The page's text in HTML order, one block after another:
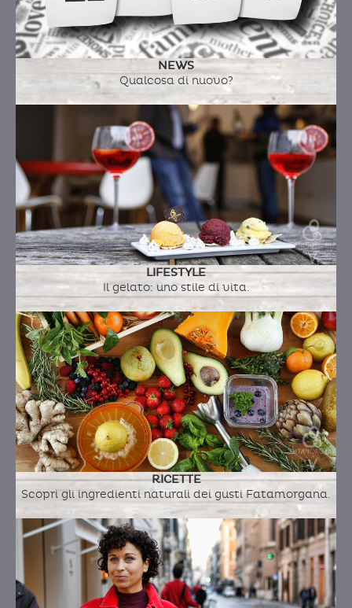
22 SETTEMBRE
Ingredienti:latte fresco intero a.q., cotto di
fichi, riduzione d'uva (uva nera), latte di
mandorla (latte fresco intero a.q., mandorle di
A-A-CAROTA (ARANCIA, ANANAS,CAROTA)
Ingredienti:ananas, carote, zucchero, arancia
ACAI
Ingredienti:acai, acqua, zucchero
ACEROLA
Ingredienti: sm3, acqua, zucchero
AFRODITE
NEWS
Qualcosa di nuovo?
LIFESTYLE
Il gelato: uno stile di vita.
RICETTE
Scopri gli ingredienti naturali dei gusti Fatamorgana.